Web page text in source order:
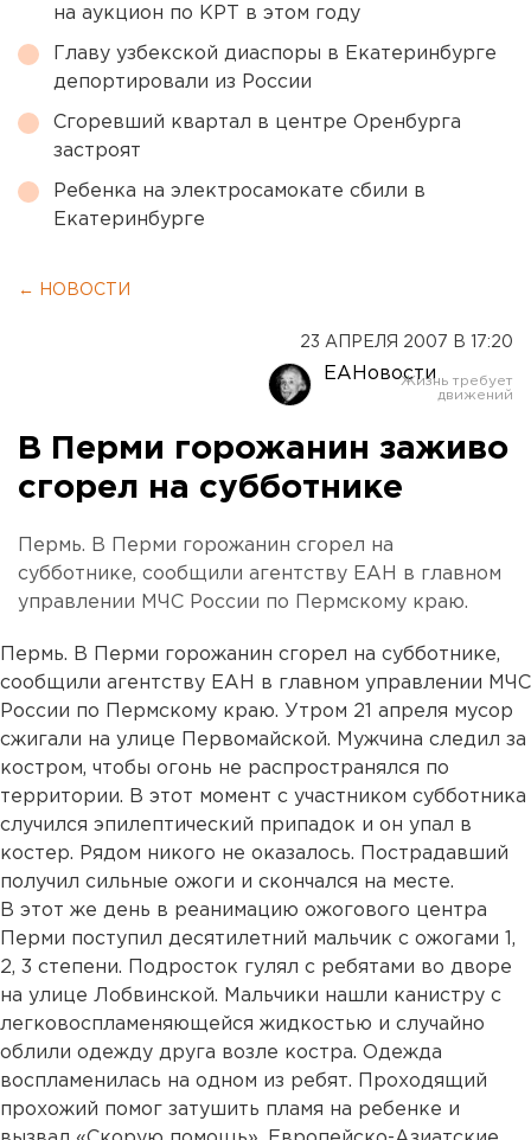
на аукцион по КРТ в этом году
Главу узбекской диаспоры в Екатеринбурге
депортировали из России
Сгоревший квартал в центре Оренбурга
застроят
Ребенка на электросамокате сбили в
Екатеринбурге
← НОВОСТИ
23 АПРЕЛЯ 2007 В 17:20
ЕАНовости
В Перми горожанин заживо
сгорел на субботнике
Пермь. В Перми горожанин сгорел на
субботнике, сообщили агентству ЕАН в главном
управлении МЧС России по Пермскому краю.
Пермь. В Перми горожанин сгорел на субботнике,
сообщили агентству ЕАН в главном управлении МЧС
России по Пермскому краю. Утром 21 апреля мусор
сжигали на улице Первомайской. Мужчина следил за
костром, чтобы огонь не распространялся по
территории. В этот момент с участником субботника
случился эпилептический припадок и он упал в
костер. Рядом никого не оказалось. Пострадавший
получил сильные ожоги и скончался на месте.
В этот же день в реанимацию ожогового центра
Перми поступил десятилетний мальчик с ожогами 1,
2, 3 степени. Подросток гулял с ребятами во дворе
на улице Лобвинской. Мальчики нашли канистру с
легковоспламеняющейся жидкостью и случайно
облили одежду друга возле костра. Одежда
воспламенилась на одном из ребят. Проходящий
прохожий помог затушить пламя на ребенке и